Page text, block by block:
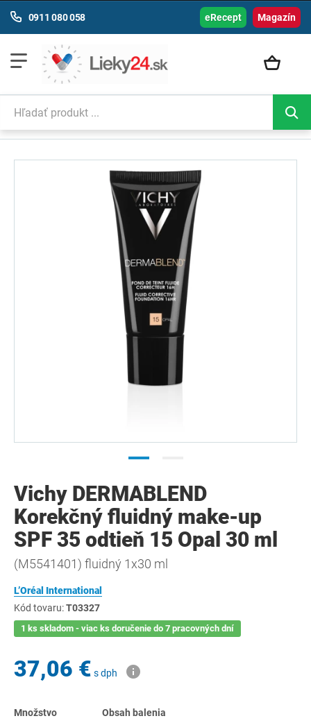
Magazín
0911 080 058 eRecept
Vichy DERMABLEND
Korekčný fluidný make-up
SPF 35 odtieň 15 Opal 30 ml
(M5541401) fluidný 1x30 ml
L’Oréal International
Kód tovaru:T03327
1 ks skladom - viac ks doručenie do 7 pracovných dní
37,06 € s dph
Množstvo Obsah balenia